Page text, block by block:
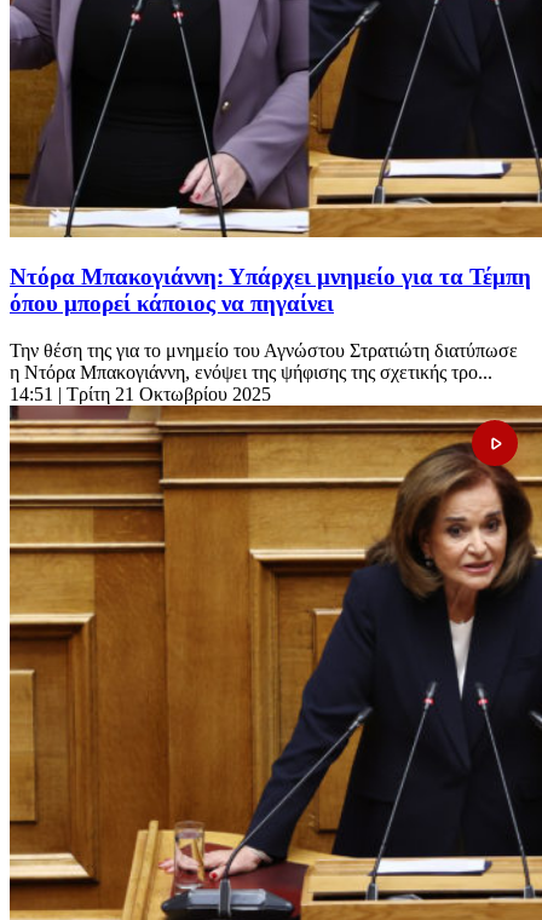
Ντόρα Μπακογιάννη: Υπάρχει μνημείο για τα Τέμπη
όπου μπορεί κάποιος να πηγαίνει
Την θέση της για το μνημείο του Αγνώστου Στρατιώτη διατύπωσε
η Ντόρα Μπακογιάννη, ενόψει της ψήφισης της σχετικής τρο...
14:51 | Τρίτη 21 Οκτωβρίου 2025